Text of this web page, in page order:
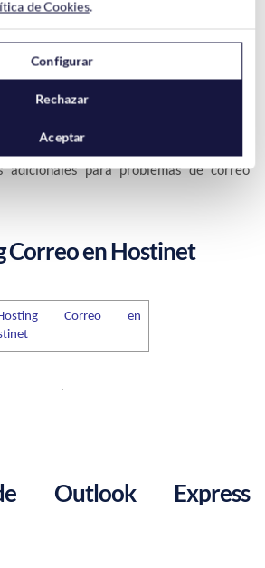
este y otros errores.
puedo solucionar el error 0x800ccc92
útil buscar ayuda profesional. Servicios
adicionales para problemas de correo
Correo en Hostinet
Outlook Express
de Cookies.
Configurar
Rechazar
Aceptar